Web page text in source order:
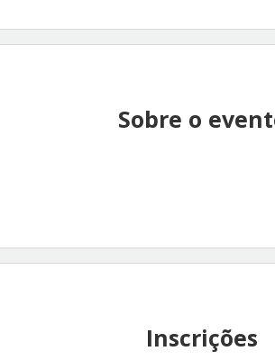
Sobre o
Inscrições